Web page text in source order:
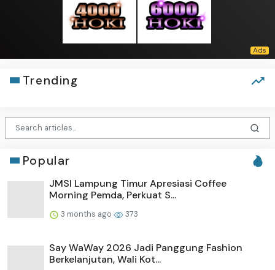
Trending
Popular
JMSI Lampung Timur Apresiasi Coffee
Morning Pemda, Perkuat S...
3 months ago 373
Say WaWay 2026 Jadi Panggung Fashion
Berkelanjutan, Wali Kot...